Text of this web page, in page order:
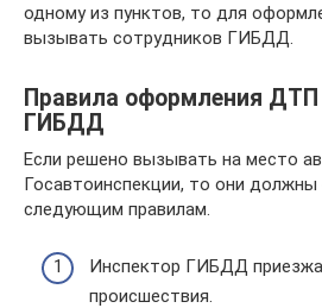
одному из пунктов, то для
вызывать сотрудников ГИБДД.
Правила оформления ДТП
ГИБДД
Если решено вызывать на место
Госавтоинспекции, то они
следующим правилам.
Инспектор ГИБДД
происшествия.